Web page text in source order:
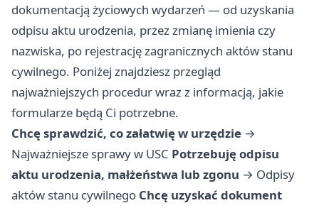
dokumentacją życiowych wydarzeń — od uzyskania
odpisu aktu urodzenia, przez zmianę imienia czy
nazwiska, po rejestrację zagranicznych aktów stanu
cywilnego. Poniżej znajdziesz przegląd
najważniejszych procedur wraz z informacją, jakie
formularze będą Ci potrzebne.
Chcę sprawdzić, co załatwię w urzędzie →
Najważniejsze sprawy w USC Potrzebuję odpisu
aktu urodzenia, małżeństwa lub zgonu → Odpisy
aktów stanu cywilnego Chcę uzyskać dokument